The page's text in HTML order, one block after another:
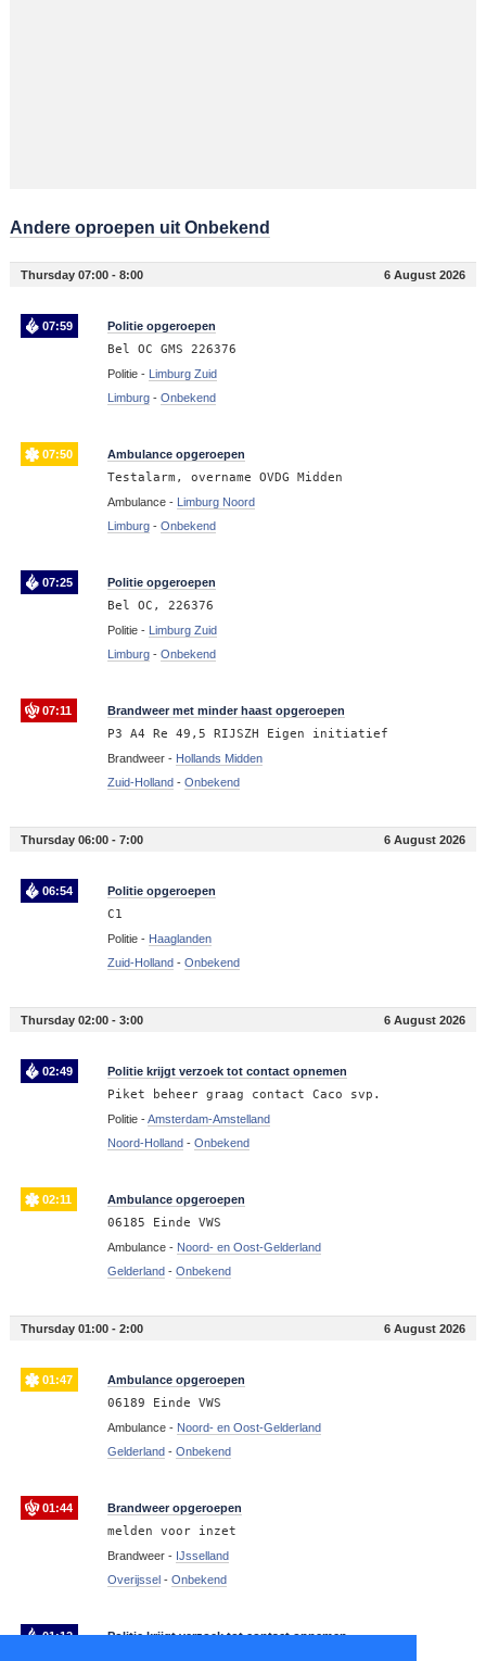
Andere oproepen uit Onbekend
Thursday 07:00 - 8:00 6 August 2026
07:59 Politie opgeroepen
Bel OC GMS 226376
Politie - Limburg Zuid
Limburg- Onbekend
07:50 Ambulance opgeroepen
Testalarm, overname OVDG Midden
Ambulance - Limburg Noord
Limburg- Onbekend
07:25 Politie opgeroepen
Bel OC, 226376
Politie - Limburg Zuid
Limburg- Onbekend
07:11 Brandweer met minder haast opgeroepen
P3 A4 Re 49,5 RIJSZH Eigen initiatief
Brandweer - Hollands Midden
Zuid-Holland- Onbekend
Thursday 06:00 - 7:00 6 August 2026
06:54 Politie opgeroepen
C1
Politie - Haaglanden
Zuid-Holland- Onbekend
Thursday 02:00 - 3:00 6 August 2026
02:49 Politie krijgt verzoek tot contact opnemen
Piket beheer graag contact Caco svp.
Politie -Amsterdam-Amstelland
Noord-Holland- Onbekend
02:11 Ambulance opgeroepen
06185 Einde VWS
Ambulance - Noord- en Oost-Gelderland
Gelderland- Onbekend
Thursday 01:00 - 2:00 6 August 2026
01:47 Ambulance opgeroepen
06189 Einde VWS
Ambulance - Noord- en Oost-Gelderland
Gelderland- Onbekend
01:44 Brandweer opgeroepen
melden voor inzet
Brandweer - IJsselland
Overijssel- Onbekend
01:12 Politie krijgt verzoek tot contact opnemen